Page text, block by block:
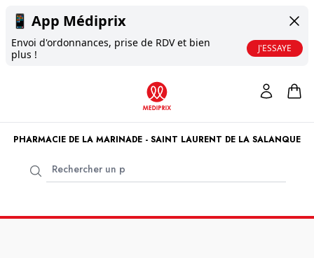
📱 App Médiprix
Envoi d'ordonnances, prise de RDV et bien
plus !
J'ESSAYE
PHARMACIE DE LA MARINADE - SAINT LAURENT DE LA SALANQUE